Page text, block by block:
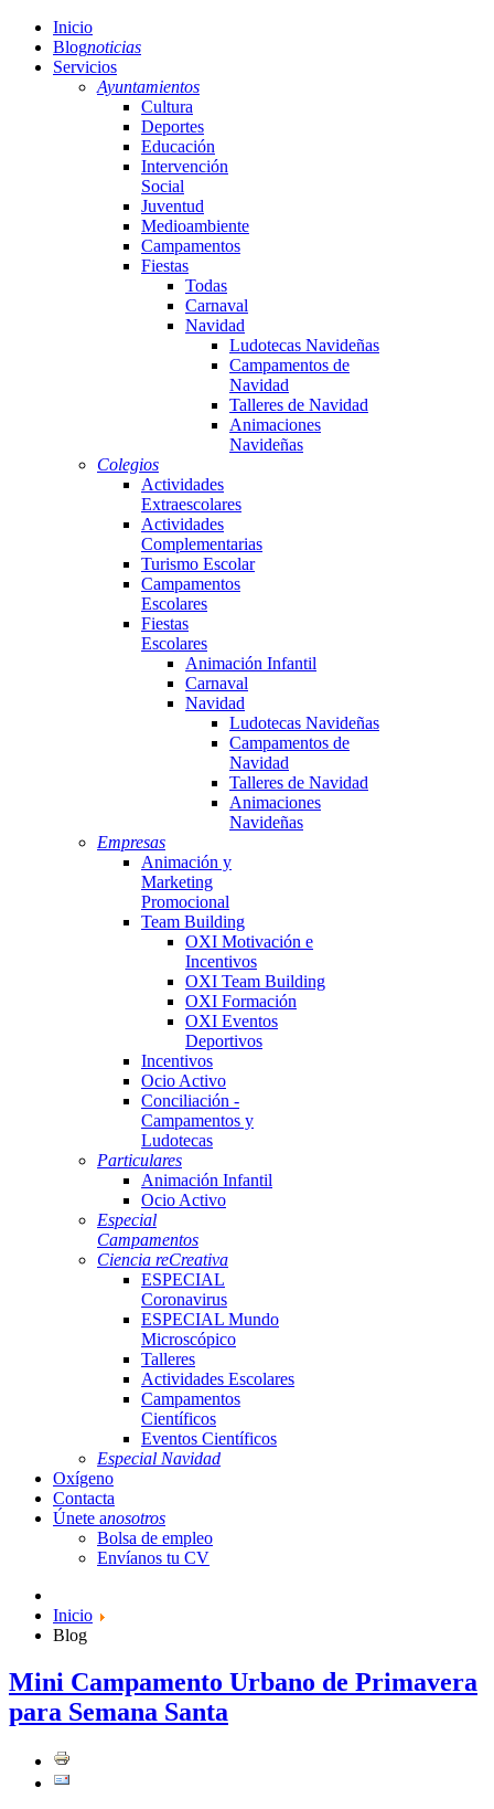
Inicio
Blognoticias
Servicios
Ayuntamientos
Cultura
Deportes
Educación
Intervención
Social
Juventud
Medioambiente
Campamentos
Fiestas
Todas
Carnaval
Navidad
Ludotecas Navideñas
Campamentos de
Navidad
Talleres de Navidad
Animaciones
Navideñas
Colegios
Actividades
Extraescolares
Actividades
Complementarias
Turismo Escolar
Campamentos
Escolares
Fiestas
Escolares
Animación Infantil
Carnaval
Navidad
Ludotecas Navideñas
Campamentos de
Navidad
Talleres de Navidad
Animaciones
Navideñas
Empresas
Animación y
Marketing
Promocional
Team Building
OXI Motivación e
Incentivos
OXI Team Building
OXI Formación
OXI Eventos
Deportivos
Incentivos
Ocio Activo
Conciliación -
Campamentos y
Ludotecas
Particulares
Animación Infantil
Ocio Activo
Especial
Campamentos
Ciencia reCreativa
ESPECIAL
Coronavirus
ESPECIAL Mundo
Microscópico
Talleres
Actividades Escolares
Campamentos
Científicos
Eventos Científicos
Especial Navidad
Oxígeno
Contacta
Únete anosotros
Bolsa de empleo
Envíanos tu CV
Inicio
Blog
Mini Campamento Urbano de Primavera
para Semana Santa